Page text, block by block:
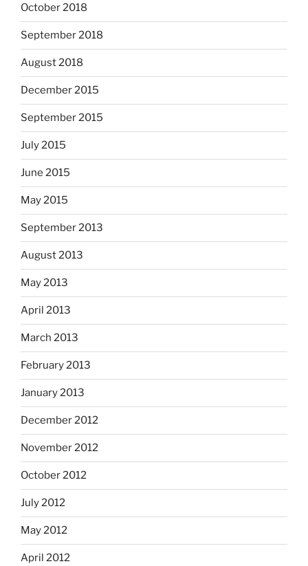
October 2018
September 2018
August 2018
December 2015
September 2015
July 2015
June 2015
May 2015
September 2013
August 2013
May 2013
April 2013
March 2013
February 2013
January 2013
December 2012
November 2012
October 2012
July 2012
May 2012
April 2012